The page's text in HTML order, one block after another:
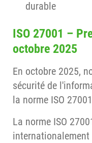
durable
ISO 27001 –
octobre 2025
En octobre 2025,
sécurité de
la norme ISO
La norme ISO
internationalement